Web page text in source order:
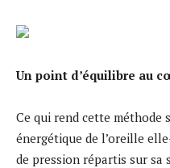
Un point d’équilibre au
Ce qui rend cette méthode
énergétique de l’oreille
de pression répartis sur sa